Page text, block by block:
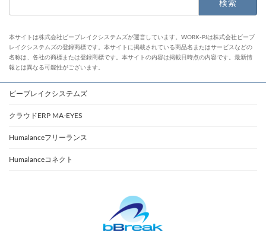
本サイトは株式会社ビーブレイクシステムズが運営しています。WORK-PJは株式会社ビーブ
レイクシステムズの登録商標です。本サイトに掲載されている商品名またはサービスなどの
名称は、各社の商標または登録商標です。本サイトの内容は掲載日時点の内容です。最新情
報とは異なる可能性がございます。
ビーブレイクシステムズ
クラウドERP MA-EYES
Humalanceフリーランス
Humalanceコネクト